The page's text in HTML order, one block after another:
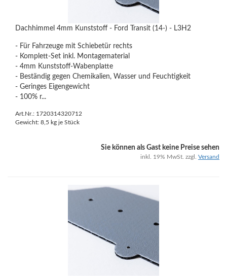
Dachhimmel 4mm Kunststoff - Ford Transit (14-) - L3H2
- Für Fahrzeuge mit Schiebetür rechts
- Komplett-Set inkl. Montagematerial
- 4mm Kunststoff-Wabenplatte
- Beständig gegen Chemikalien, Wasser und Feuchtigkeit
- Geringes Eigengewicht
- 100% r...
Art.Nr.: 1720314320712
Gewicht: 8,5 kg je Stück
Sie können als Gast keine Preise sehen
inkl. 19% MwSt. zzgl. Versand